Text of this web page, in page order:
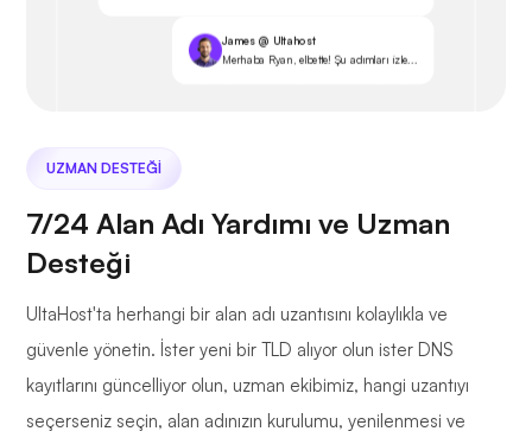
James @ Ultahost
Merhaba Ryan, elbette! Şu adımları izle...
UZMAN DESTEĞI
7/24 Alan Adı Yardımı ve Uzman
Desteği
UltaHost'ta herhangi bir alan adı uzantısını kolaylıkla ve
güvenle yönetin. İster yeni bir TLD alıyor olun ister DNS
kayıtlarını güncelliyor olun, uzman ekibimiz, hangi uzantıyı
seçerseniz seçin, alan adınızın kurulumu, yenilenmesi ve